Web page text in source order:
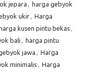
jepara , harga gebyok
ukir, Harga
harga kusen pintu bekas ,
bali , harga pintu
jawa , Harga
minimalis , Harga